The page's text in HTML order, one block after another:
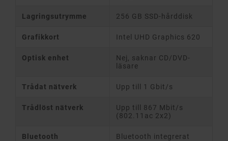
Lagringsutrymme 256 GB SSD-hårddisk
Grafikkort Intel UHD Graphics 620
Optisk enhet
Nej, saknar CD/DVD-
läsare
Trådat nätverk Upp till 1 Gbit/s
Trådlöst nätverk
Upp till 867 Mbit/s
(802.11ac 2x2)
Bluetooth Bluetooth integrerat